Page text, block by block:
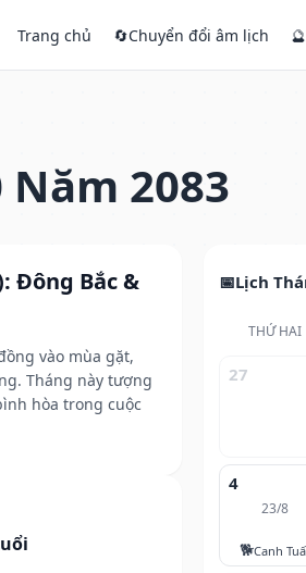
Trang chủ 🔄Chuyển đổi âm lịch 🔮
2083
Đông Bắc &
vào mùa gặt,
Tháng này tượng
hòa trong cuộc
Lịch
THỨ HAI
27
4
23/8
🐕Canh